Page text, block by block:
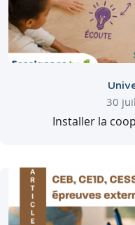
30
Installer la